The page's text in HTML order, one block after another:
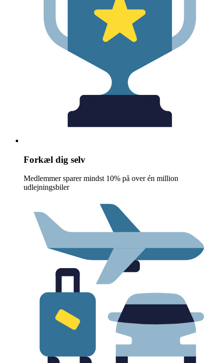
Forkæl dig selv
Medlemmer sparer mindst 10% på over én million
udlejningsbiler